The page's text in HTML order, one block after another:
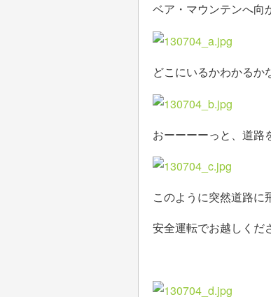
ベア・マウンテンへ向
どこにいるかわかるか
おーーーーっと、道路
このように突然道路に
安全運転でお越しくだ